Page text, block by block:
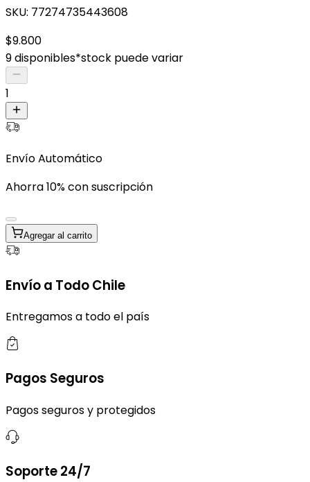
SKU: 77274735443608
$9.800
9 disponibles*stock puede variar
1
Envío Automático
Ahorra 10% con suscripción
Agregar al carrito
Envío a Todo Chile
Entregamos a todo el país
Pagos Seguros
Pagos seguros y protegidos
Soporte 24/7